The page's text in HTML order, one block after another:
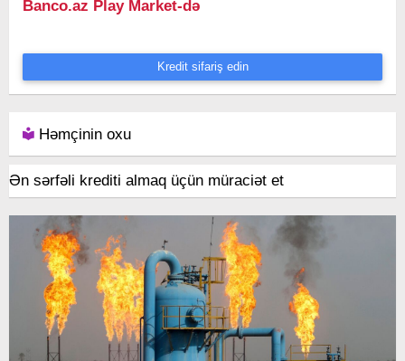
Banco.az Play Market-də
Kredit sifariş edin
Həmçinin oxu
Ən sərfəli krediti almaq üçün müraciət et